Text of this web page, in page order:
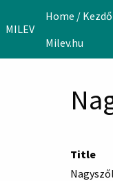
MILEV
Home /
Milev.hu
Title